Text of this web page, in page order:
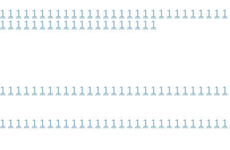
1 1 1 1 1 1 1 1 1 1 1 1 1 1 1 1 1 1 1 1 1 1 1 1 1 1 1 1 1
1 1 1 1 1 1 1 1 1 1 1 1 1 1 1 1 1 1 1 1
1 1 1 1 1 1 1 1 1 1 1 1 1 1 1 1 1 1 1 1 1 1 1 1 1 1 1 1 1
1 1 1 1 1 1 1 1 1 1 1 1 1 1 1 1 1 1 1 1 1 1 1 1 1 1 1 1 1